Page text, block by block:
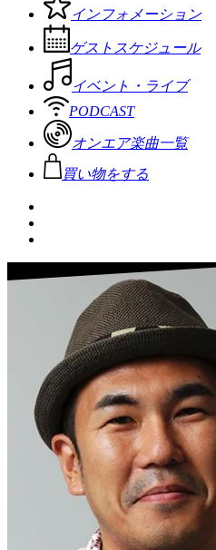
インフォメーション
ゲストスケジュール
イベント・ライブ
PODCAST
オンエア楽曲一覧
買い物をする